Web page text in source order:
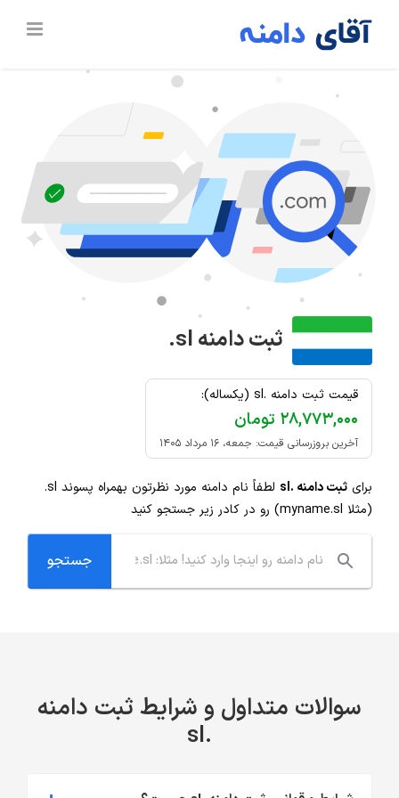
ثبت دامنه.sl
قیمت ثبت دامنه .sl (یکساله):
۲۸,۷۷۳,۰۰۰ تومان
آخرین بروزرسانی قیمت: جمعه، ۱۶ مرداد ۱۴۰۵
برای ثبت دامنه .sl لطفاً نام دامنه مورد نظرتون بهمراه پسوند .sl
(مثلا myname.sl) رو در کادر زیر جستجو کنید
سوالات متداول و شرایط ثبت دامنه
.sl